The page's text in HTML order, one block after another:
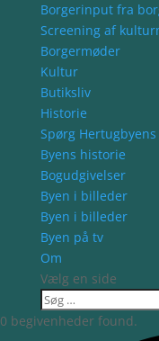
Borgerinput fra
Screening af
Borgermøder
Kultur
Butiksliv
Historie
Spørg
Byens historie
Bogudgivelser
Byen i billeder
Byen i billeder
Byen på tv
Om
Vælg en side
0 begivenheder found.